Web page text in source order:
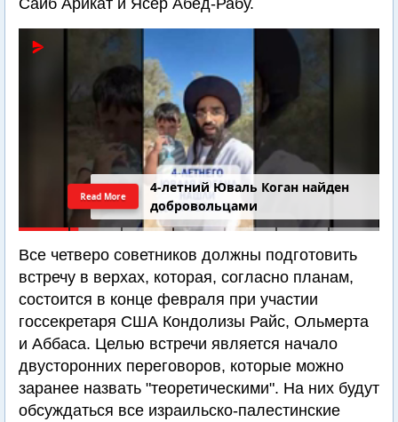
Саиб Арикат и Ясер Абед-Рабу.
4-летний Юваль Коган найден
добровольцами
Read More
Все четверо советников должны подготовить
встречу в верхах, которая, согласно планам,
состоится в конце февраля при участии
госсекретаря США Кондолизы Райс, Ольмерта
и Аббаса. Целью встречи является начало
двусторонних переговоров, которые можно
заранее назвать "теоретическими". На них будут
обсуждаться все израильско-палестинские